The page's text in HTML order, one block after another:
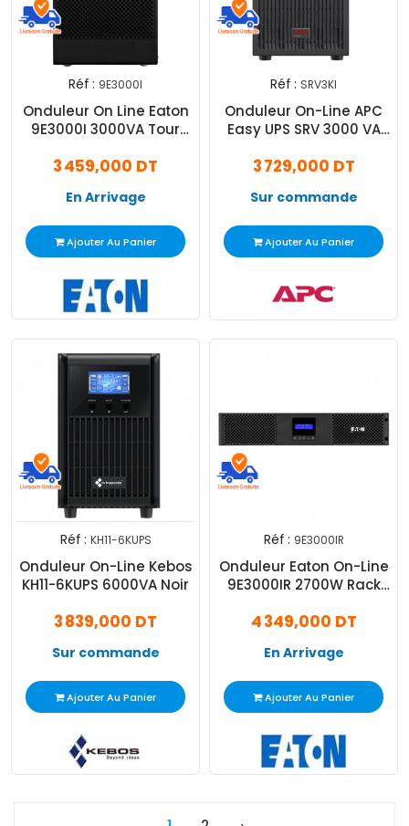
Réf : 9E3000I
Onduleur On Line Eaton
9E3000I 3000VA Tour
3 459,000 DT
En Arrivage
Ajouter Au Panier
Réf : SRV3KI
Onduleur On-Line APC
Easy UPS SRV 3000 VA
3 729,000 DT
Sur commande
Ajouter Au Panier
Réf : KH11-6KUPS
Onduleur On-Line Kebos
KH11-6KUPS 6000VA Noir
3 839,000 DT
Sur commande
Ajouter Au Panier
Réf : 9E3000IR
Onduleur Eaton On-Line
9E3000IR 2700W Rack
4 349,000 DT
En Arrivage
Ajouter Au Panier